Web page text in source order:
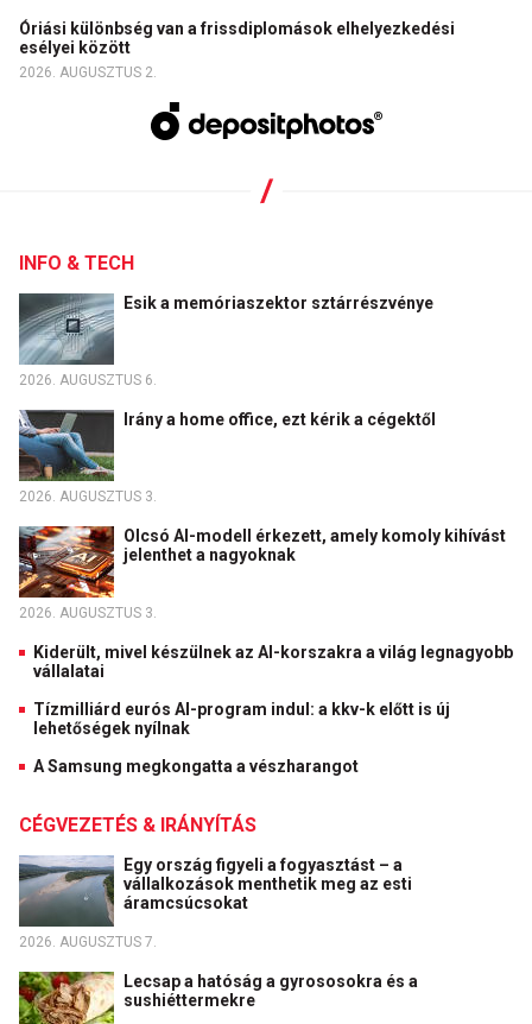
Óriási különbség van a frissdiplomások elhelyezkedési
esélyei között
2026. AUGUSZTUS 2.
INFO & TECH
Esik a memóriaszektor sztárrészvénye
2026. AUGUSZTUS 6.
Irány a home office, ezt kérik a cégektől
2026. AUGUSZTUS 3.
Olcsó AI-modell érkezett, amely komoly kihívást
jelenthet a nagyoknak
2026. AUGUSZTUS 3.
Kiderült, mivel készülnek az AI-korszakra a világ legnagyobb
vállalatai
Tízmilliárd eurós AI-program indul: a kkv-k előtt is új
lehetőségek nyílnak
A Samsung megkongatta a vészharangot
CÉGVEZETÉS & IRÁNYÍTÁS
Egy ország figyeli a fogyasztást – a
vállalkozások menthetik meg az esti
áramcsúcsokat
2026. AUGUSZTUS 7.
Lecsap a hatóság a gyrososokra és a
sushiéttermekre